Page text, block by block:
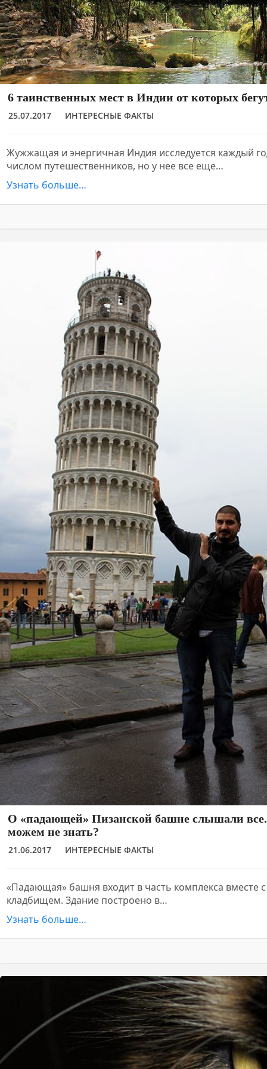
6 таинственных мест в Индии от которых
25.07.2017 ИНТЕРЕСНЫЕ ФАКТЫ
Жужжащая и энергичная Индия исследуется каждый
числом путешественников, но у нее все еще…
Узнать больше…
О «падающей» Пизанской башне слышали
можем не знать?
21.06.2017 ИНТЕРЕСНЫЕ ФАКТЫ
«Падающая» башня входит в часть комплекса вместе
кладбищем. Здание построено в…
Узнать больше…